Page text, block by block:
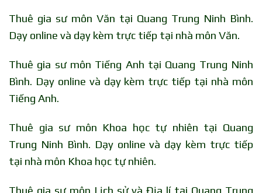
Thuê gia sư môn Văn tại Quang Trung Ninh Bình.
Dạy online và dạy kèm trực tiếp tại nhà môn Văn.
Thuê gia sư môn Tiếng Anh tại Quang Trung Ninh
Bình. Dạy online và dạy kèm trực tiếp tại nhà môn
Tiếng Anh.
Thuê gia sư môn Khoa học tự nhiên tại Quang
Trung Ninh Bình. Dạy online và dạy kèm trực tiếp
tại nhà môn Khoa học tự nhiên.
Thuê gia sư môn Lịch sử và Địa lí tại Quang Trung